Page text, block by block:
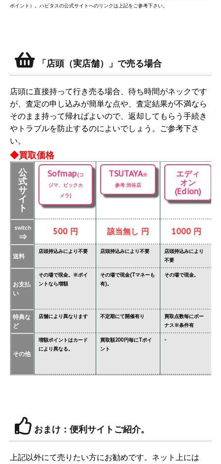
ポイント）。ハピタスの公式サイトへのリンクは上記をご参考下さい。
「店頭（実店舗）」で売る場合
店頭に直接持って行き売る場合、待ち時間がネックです
が、査定の申し込みが簡単な点や、査定結果が不満なら
そのまま持って帰ればよいので、返却してもらう手続き
やトラブルを防止するのによいでしょう。ご参考下さ
い。
◆買取価格
公
式
サ
イ
ト
Sofmap(コ
ジマ、ビックカ
メラ)
TSUTAYA※
参考:渋谷店
エディ
オン
(Edion)
switch
⇒ 500 円 該当無し 円 1000 円
送料
店頭持込みにより不要 店頭持込みにより不要
店頭持込みにより
不要
お支払
い
その場で現金。※ポイ
ントなら増額
その場で現金(Tマネーも
有)。
その場で現金。
特典な
ど
店舗により異なります 不定期にて開催有り
買取点数毎にボー
ナス※条件有
その他
増額ポイントはカード
により異なる。
買取額200円毎にTポイ
ント
-
おまけ：便利サイトご紹介。
上記以外にて売りたい方にお勧めです。ネット上には